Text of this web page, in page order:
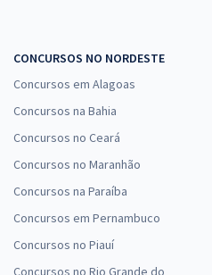
CONCURSOS NO NORDESTE
Concursos em Alagoas
Concursos na Bahia
Concursos no Ceará
Concursos no Maranhão
Concursos na Paraíba
Concursos em Pernambuco
Concursos no Piauí
Concursos no Rio Grande do